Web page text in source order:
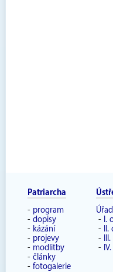
Patriarcha
- program
- dopisy
- kázání
- projevy
- modlitby
- články
- fotogalerie
- I.
-
-
-